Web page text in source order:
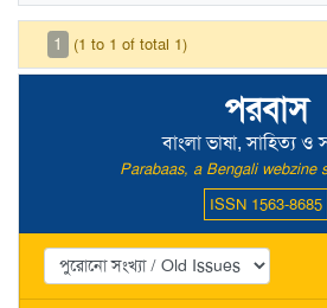
পরবাস
বাংলা ভাষা, সাহিত্য ও
Parabaas, a Bengali webzine
ISSN 1563-8685
1 (1 to 1 of total 1)